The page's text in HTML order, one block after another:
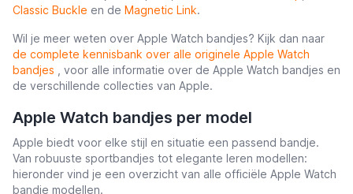
Classic Buckle en de Magnetic Link.
Wil je meer weten over Apple Watch bandjes? Kijk dan naar
de complete kennisbank over alle originele Apple Watch
bandjes
, voor alle informatie over de Apple Watch bandjes en
de verschillende collecties van Apple.
Apple Watch bandjes per model
Apple biedt voor elke stijl en situatie een passend bandje.
Van robuuste sportbandjes tot elegante leren modellen:
hieronder vind je een overzicht van alle officiële Apple Watch
bandje modellen.